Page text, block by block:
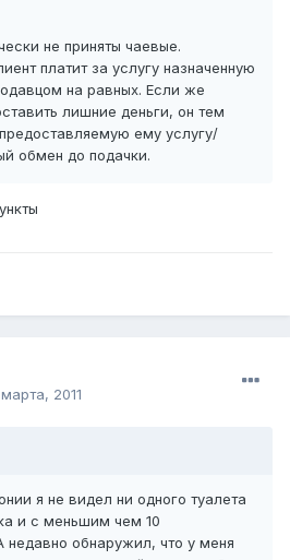
не приняты чаевые.
платит за услугу назначенную
на равных. Если же
лишние деньги, он тем
ему услугу/
обмен до подачки.
марта, 2011
я не видел ни одного туалета
и с меньшим чем 10
недавно обнаружил, что у меня